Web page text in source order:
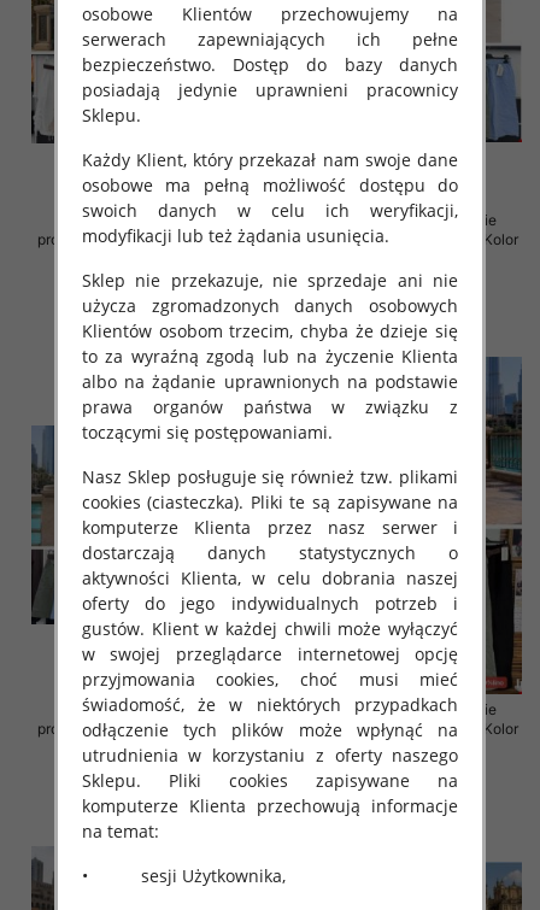
Spodnie damskie (Włoskie
produkt) Roz Standard, Mix Kolor
45.00 zł
szczegóły
Spodnie damskie (Włoskie
produkt) Roz Standard, Mix Kolor
44.00 zł
szczegóły
Spodnie damskie (Włoskie
produkt) Roz Standard, Mix Kolor
Paczka 5 szt
43.00 zł
szczegóły
Spodnie damskie (Włoskie
produkt) Roz Standard, Mix Kolor
Paczka 5 szt
59.00 zł
szczegóły
osobowe Klientów przechowujemy na
serwerach zapewniających ich pełne
bezpieczeństwo. Dostęp do bazy danych
posiadają jedynie uprawnieni pracownicy
Sklepu.
Każdy Klient, który przekazał nam swoje dane
osobowe ma pełną możliwość dostępu do
swoich danych w celu ich weryfikacji,
modyfikacji lub też żądania usunięcia.
Sklep nie przekazuje, nie sprzedaje ani nie
użycza zgromadzonych danych osobowych
Klientów osobom trzecim, chyba że dzieje się
to za wyraźną zgodą lub na życzenie Klienta
albo na żądanie uprawnionych na podstawie
prawa organów państwa w związku z
toczącymi się postępowaniami.
Nasz Sklep posługuje się również tzw. plikami
cookies (ciasteczka). Pliki te są zapisywane na
komputerze Klienta przez nasz serwer i
dostarczają danych statystycznych o
aktywności Klienta, w celu dobrania naszej
oferty do jego indywidualnych potrzeb i
gustów. Klient w każdej chwili może wyłączyć
w swojej przeglądarce internetowej opcję
przyjmowania cookies, choć musi mieć
świadomość, że w niektórych przypadkach
odłączenie tych plików może wpłynąć na
utrudnienia w korzystaniu z oferty naszego
Sklepu. Pliki cookies zapisywane na
komputerze Klienta przechowują informacje
na temat:
• sesji Użytkownika,